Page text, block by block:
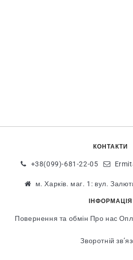
КОНТАКТИ
+38(099)-681-22-05
м. Харків. маг. 1: вул.
ІНФОРМАЦІЯ
Повернення та обмін Про нас
Зворотній